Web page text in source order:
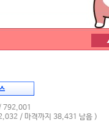
792,001
/ 마격까지 38,431 남음 )